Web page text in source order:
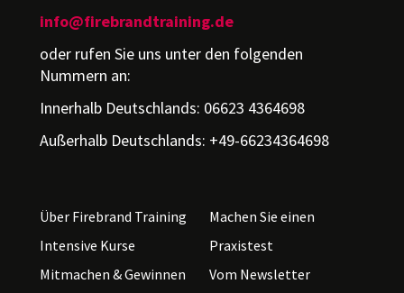
info@firebrandtraining.de
oder rufen Sie uns unter den folgenden
Nummern an:
Innerhalb Deutschlands: 06623 4364698
Außerhalb Deutschlands: +49-66234364698
Über Firebrand Training
Intensive Kurse
Mitmachen & Gewinnen
Machen Sie einen
Praxistest
Vom Newsletter